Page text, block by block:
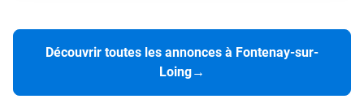
Découvrir toutes les annonces à Fontenay-sur-
Loing→